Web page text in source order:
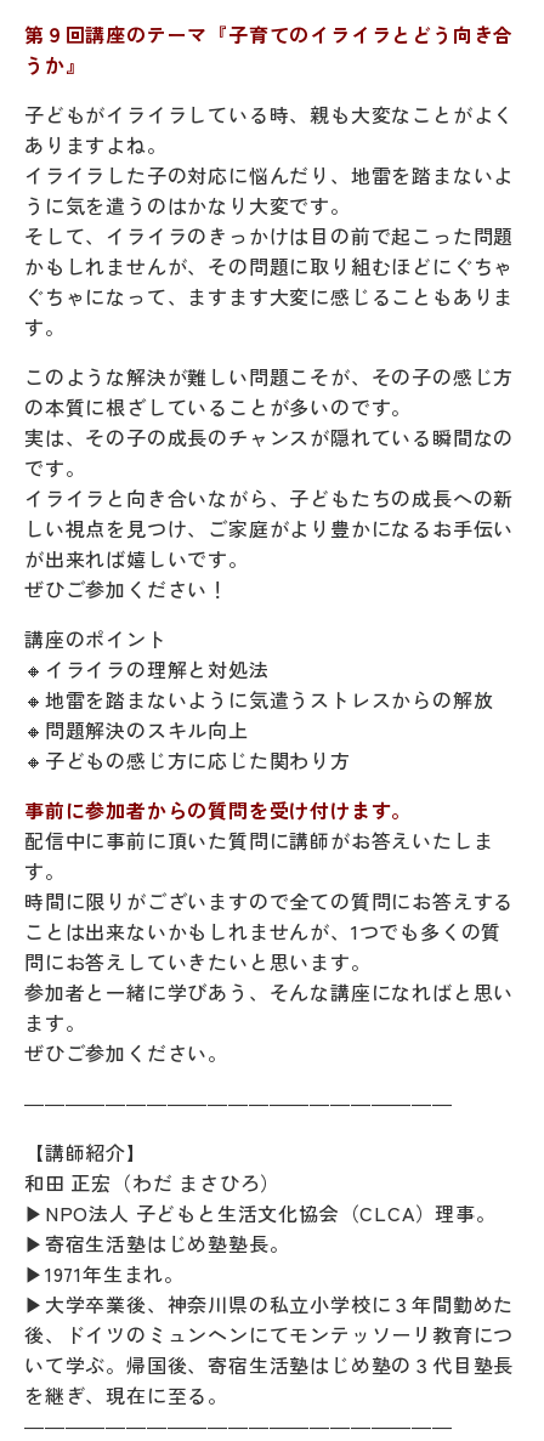
第９回講座のテーマ『子育てのイライラとどう向き合
うか』
子どもがイライラしている時、親も大変なことがよく
ありますよね。
イライラした子の対応に悩んだり、地雷を踏まないよ
うに気を遣うのはかなり大変です。
そして、イライラのきっかけは目の前で起こった問題
かもしれませんが、その問題に取り組むほどにぐちゃ
ぐちゃになって、ますます大変に感じることもありま
す。
このような解決が難しい問題こそが、その子の感じ方
の本質に根ざしていることが多いのです。
実は、その子の成長のチャンスが隠れている瞬間なの
です。
イライラと向き合いながら、子どもたちの成長への新
しい視点を見つけ、ご家庭がより豊かになるお手伝い
が出来れば嬉しいです。
ぜひご参加ください！
講座のポイント
🔸イライラの理解と対処法
🔸地雷を踏まないように気遣うストレスからの解放
🔸問題解決のスキル向上
🔸子どもの感じ方に応じた関わり方
事前に参加者からの質問を受け付けます。
配信中に事前に頂いた質問に講師がお答えいたしま
す。
時間に限りがございますので全ての質問にお答えする
ことは出来ないかもしれませんが、1つでも多くの質
問にお答えしていきたいと思います。
参加者と一緒に学びあう、そんな講座になればと思い
ます。
ぜひご参加ください。
―――――――――――――――――――――
【講師紹介】
和田 正宏（わだ まさひろ）
▶ NPO法人 子どもと生活文化協会（CLCA）理事。
▶寄宿生活塾はじめ塾塾長。
▶1971年生まれ。
▶ 大学卒業後、神奈川県の私立小学校に３年間勤めた
後、ドイツのミュンヘンにてモンテッソーリ教育につ
いて学ぶ。帰国後、寄宿生活塾はじめ塾の３代目塾長
を継ぎ、現在に至る。
―――――――――――――――――――――